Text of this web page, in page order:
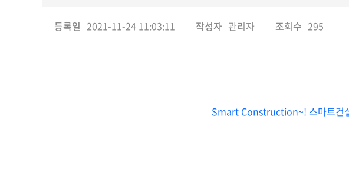
등록일 2021-11-24 11:03:11 작성자 관리자 조회수 295
Smart Construction~! 스마트건